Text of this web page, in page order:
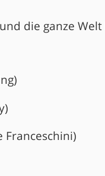
die ganze
Franceschini)